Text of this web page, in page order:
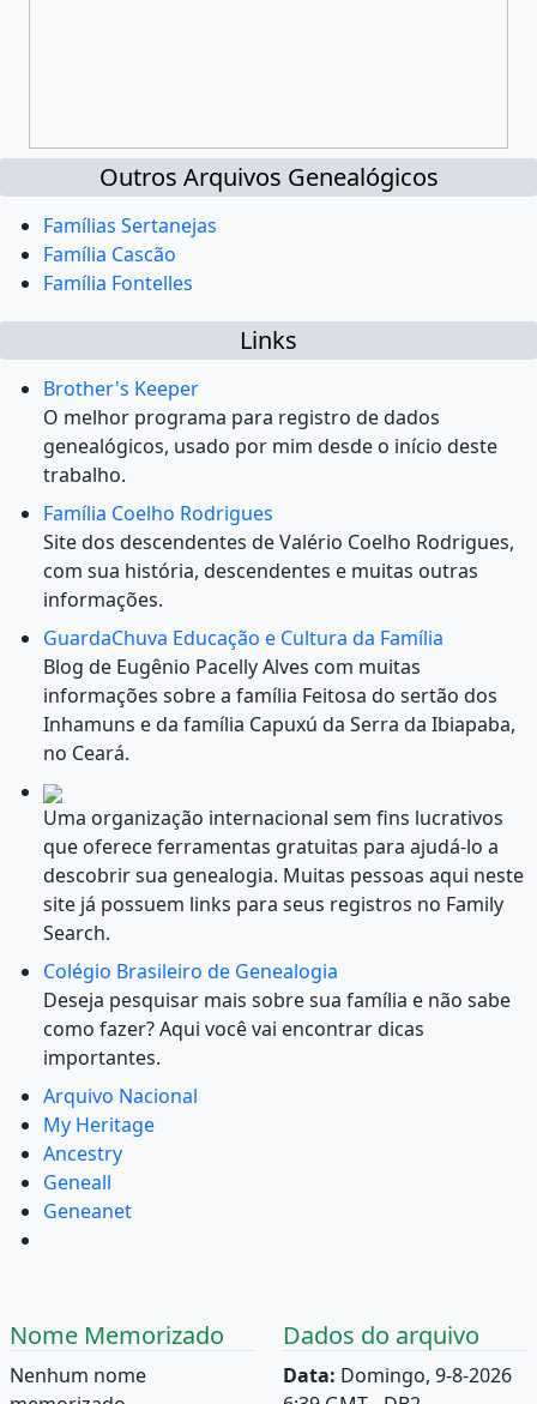
Outros Arquivos Genealógicos
Famílias Sertanejas
Família Cascão
Família Fontelles
Links
Brother's Keeper
O melhor programa para registro de dados
genealógicos, usado por mim desde o início deste
trabalho.
Família Coelho Rodrigues
Site dos descendentes de Valério Coelho Rodrigues,
com sua história, descendentes e muitas outras
informações.
GuardaChuva Educação e Cultura da Família
Blog de Eugênio Pacelly Alves com muitas
informações sobre a família Feitosa do sertão dos
Inhamuns e da família Capuxú da Serra da Ibiapaba,
no Ceará.
Uma organização internacional sem fins lucrativos
que oferece ferramentas gratuitas para ajudá-lo a
descobrir sua genealogia. Muitas pessoas aqui neste
site já possuem links para seus registros no Family
Search.
Colégio Brasileiro de Genealogia
Deseja pesquisar mais sobre sua família e não sabe
como fazer? Aqui você vai encontrar dicas
importantes.
Arquivo Nacional
My Heritage
Ancestry
Geneall
Geneanet
Nome Memorizado
Nenhum nome
Dados do arquivo
Data: Domingo, 9-8-2026